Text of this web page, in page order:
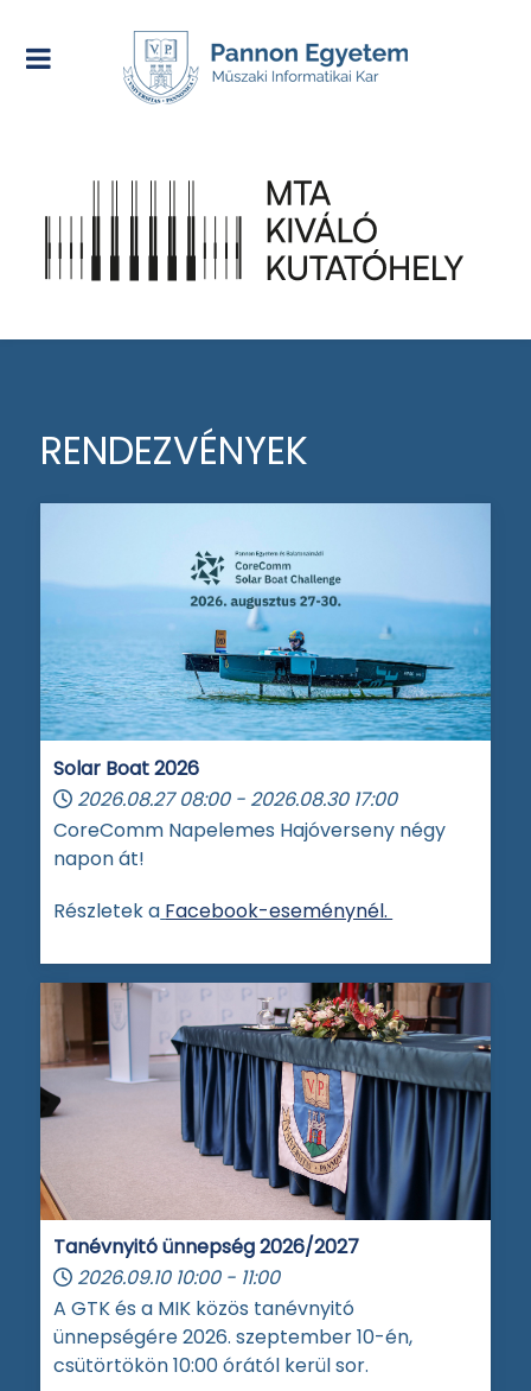
RENDEZVÉNYEK
Solar Boat 2026
2026.08.27 08:00 - 2026.08.30 17:00
CoreComm Napelemes Hajóverseny négy
napon át!
Részletek a Facebook-eseménynél.
Tanévnyitó ünnepség 2026/2027
2026.09.10 10:00 - 11:00
A GTK és a MIK közös tanévnyitó
ünnepségére 2026. szeptember 10-én,
csütörtökön 10:00 órától kerül sor.